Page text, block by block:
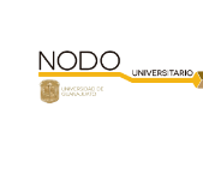
contenido